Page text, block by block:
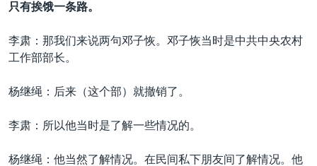
只有挨饿一条路。
李肃：那我们来说两句邓子恢。邓子恢当时是中共中央农村
工作部部长。
杨继绳：后来（这个部）就撤销了。
李肃：所以他当时是了解一些情况的。
杨继绳：他当然了解情况。在民间私下朋友间了解情况。他